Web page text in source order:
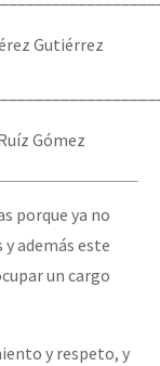
Gutiérrez
Gómez
porque ya no
además este
un cargo
y respeto, y